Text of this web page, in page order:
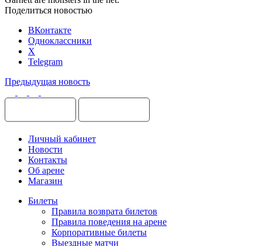
Поделиться новостью
ВКонтакте
Одноклассники
X
Telegram
Предыдущая новость
Личный кабинет
Новости
Контакты
Об арене
Магазин
Билеты
Правила возврата билетов
Правила поведения на арене
Корпоративные билеты
Выездные матчи